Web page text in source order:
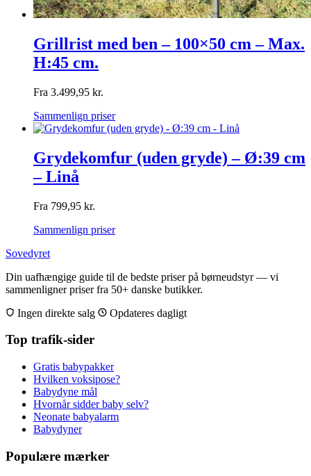
Grillrist med ben – 100×50 cm – Max.
H:45 cm.
Fra 3.499,95 kr.
Sammenlign priser
Grydekomfur (uden gryde) – Ø:39 cm
– Linå
Fra 799,95 kr.
Sammenlign priser
Sovedyret
Din uafhængige guide til de bedste priser på børneudstyr — vi
sammenligner priser fra 50+ danske butikker.
Ingen direkte salg
Opdateres dagligt
Top trafik-sider
Gratis babypakker
Hvilken voksipose?
Babydyne mål
Hvornår sidder baby selv?
Neonate babyalarm
Babydyner
Populære mærker